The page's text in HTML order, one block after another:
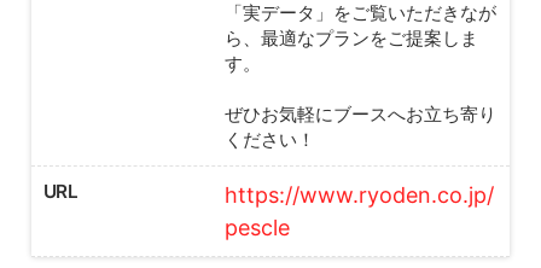
「実データ」をご覧いただきなが
ら、最適なプランをご提案しま
す。
ぜひお気軽にブースへお立ち寄り
ください！
URL
https://www.ryoden.co.jp/
pescle